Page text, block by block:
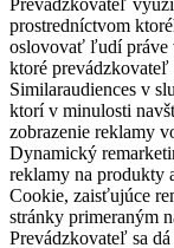
prostredníctvom
oslovovať ľudí práve
ktoré prevádzkovateľ
Similaraudiences v
ktorí v minulosti
zobrazenie reklamy
Dynamický
reklamy na produkty
Cookie, zaisťujúce
stránky primeraným
Prevádzkovateľ sa